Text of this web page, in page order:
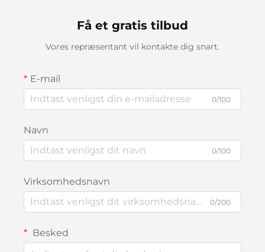
Få et gratis tilbud
Vores repræsentant vil kontakte dig snart.
E-mail
0/100
Navn
0/100
Virksomhedsnavn
0/200
Besked